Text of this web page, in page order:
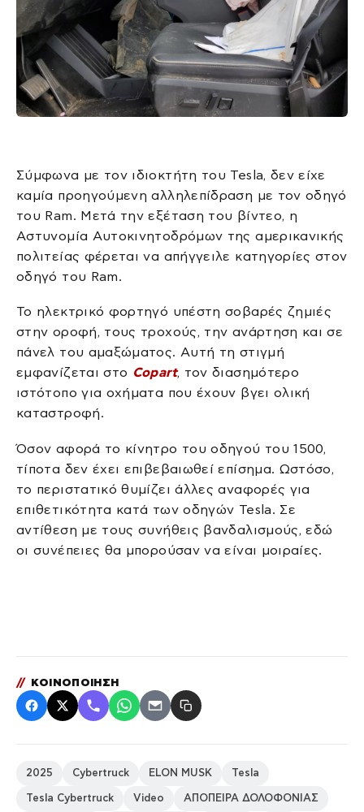
Σύμφωνα με τον ιδιοκτήτη του Tesla, δεν είχε
καμία προηγούμενη αλληλεπίδραση με τον οδηγό
του Ram. Μετά την εξέταση του βίντεο, η
Αστυνομία Αυτοκινητοδρόμων της αμερικανικής
πολιτείας φέρεται να απήγγειλε κατηγορίες στον
οδηγό του Ram.
Το ηλεκτρικό φορτηγό υπέστη σοβαρές ζημιές
στην οροφή, τους τροχούς, την ανάρτηση και σε
πάνελ του αμαξώματος. Αυτή τη στιγμή
εμφανίζεται στο Copart, τον διασημότερο
ιστότοπο για οχήματα που έχουν βγει ολική
καταστροφή.
Όσον αφορά το κίνητρο του οδηγού του 1500,
τίποτα δεν έχει επιβεβαιωθεί επίσημα. Ωστόσο,
το περιστατικό θυμίζει άλλες αναφορές για
επιθετικότητα κατά των οδηγών Tesla. Σε
αντίθεση με τους συνήθεις βανδαλισμούς, εδώ
οι συνέπειες θα μπορούσαν να είναι μοιραίες.
// ΚΟΙΝΟΠΟΙΗΣΗ
2025 Cybertruck ELON MUSK Tesla
Tesla Cybertruck Video ΑΠΟΠΕΙΡΑ ΔΟΛΟΦΟΝΙΑΣ